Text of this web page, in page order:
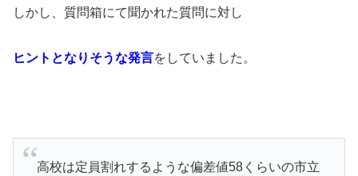
しかし、質問箱にて聞かれた質問に対し
ヒントとなりそうな発言をしていました。
高校は定員割れするような偏差値58くらいの市立